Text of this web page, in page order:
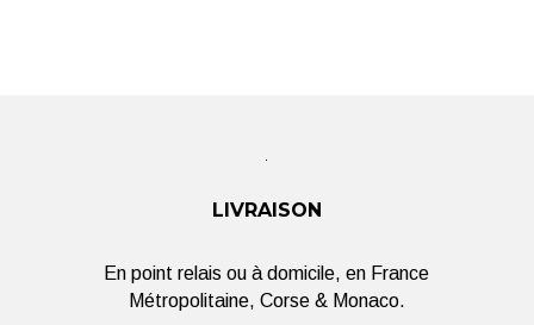
LIVRAISON
En point relais ou à domicile, en France
Métropolitaine, Corse & Monaco.